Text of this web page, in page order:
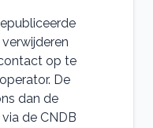
op te
De
dan de
de CNDB